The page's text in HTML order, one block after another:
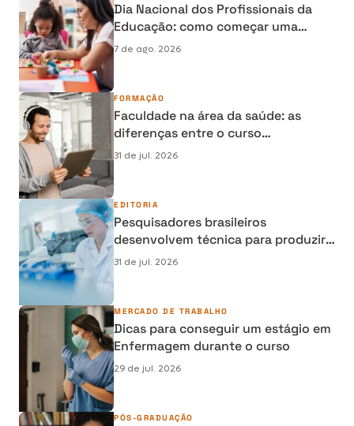
Dia Nacional dos Profissionais da
Educação: como começar uma
carreira na área da Educação
7 de ago. 2026
FORMAÇÃO
Faculdade na área da saúde: as
diferenças entre o curso
semipresencial, presencial e EAD
31 de jul. 2026
EDITORIA
Pesquisadores brasileiros
desenvolvem técnica para produzir
osso humano em laboratório e
31 de jul. 2026
MERCADO DE TRABALHO
Dicas para conseguir um estágio em
Enfermagem durante o curso
29 de jul. 2026
PÓS-GRADUAÇÃO